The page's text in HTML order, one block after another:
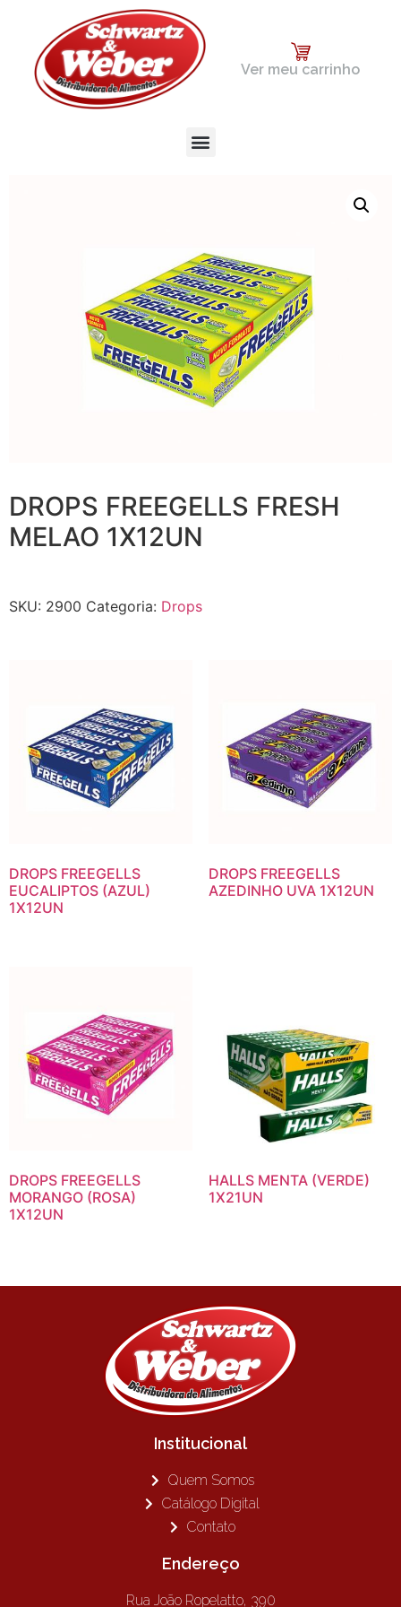
Ver meu carrinho
DROPS FREEGELLS FRESH
MELAO 1X12UN
SKU: 2900 Categoria: Drops
DROPS FREEGELLS
EUCALIPTOS (AZUL)
1X12UN
DROPS FREEGELLS
AZEDINHO UVA 1X12UN
DROPS FREEGELLS
MORANGO (ROSA)
1X12UN
HALLS MENTA (VERDE)
1X21UN
Institucional
Quem Somos
Catálogo Digital
Contato
Endereço
Rua João Ropelatto, 390